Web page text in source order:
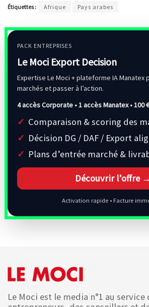
Étiquettes : Afrique Pays arabes
PACK ENTREPRISES
Le Moci Export Decision
Expertise Le Moci + plateforme IA Manatex
marchés et passer à l’action.
4 accès Corporate • 1 accès Manatex •100
Comparaison & scoring des
Décision DG / DAF / Export
Plans d’entrée marché &
Découvrir l’offre →
Activation rapide • Facture
Le Moci est le media n°1 au service